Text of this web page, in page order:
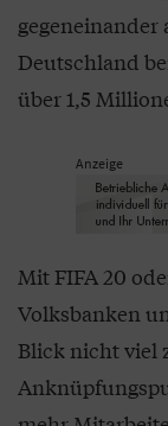
Deutschland
über 1,5
Anzeige
Mit FIFA 20
Volksbanken
Blick nicht viel